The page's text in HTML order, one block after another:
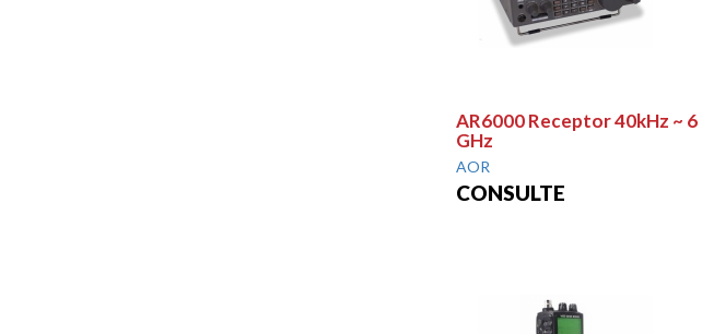
AR6000 Receptor 40kHz ~ 6
GHz
AOR
CONSULTE